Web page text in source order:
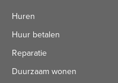
Huren
Huur betalen
Reparatie
Duurzaam wonen